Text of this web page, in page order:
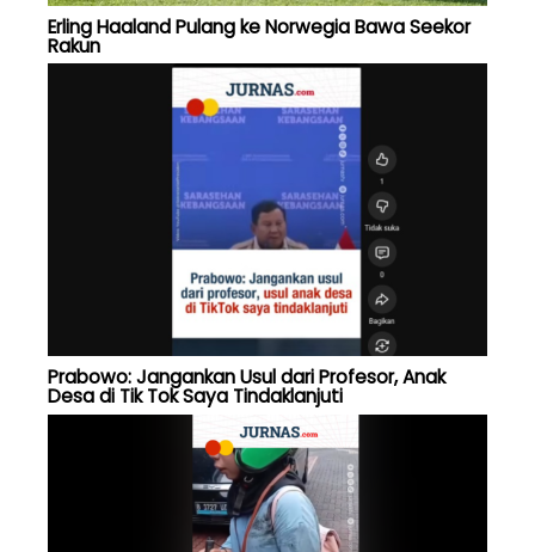
Erling Haaland Pulang ke Norwegia Bawa Seekor
Rakun
Prabowo: Jangankan Usul dari Profesor, Anak
Desa di Tik Tok Saya Tindaklanjuti